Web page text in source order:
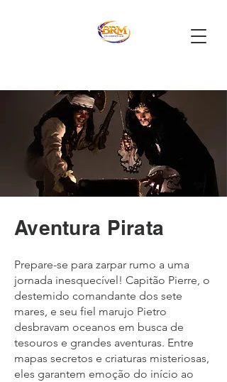
Aventura Pirata
Prepare-se para zarpar rumo a uma
jornada inesquecível! Capitão Pierre, o
destemido comandante dos sete
mares, e seu fiel marujo Pietro
desbravam oceanos em busca de
tesouros e grandes aventuras. Entre
mapas secretos e criaturas misteriosas,
eles garantem emoção do início ao